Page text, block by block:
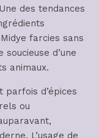
des tendances
farcies sans
d’une
animaux.
parfois d’épices
ou
L’usage de